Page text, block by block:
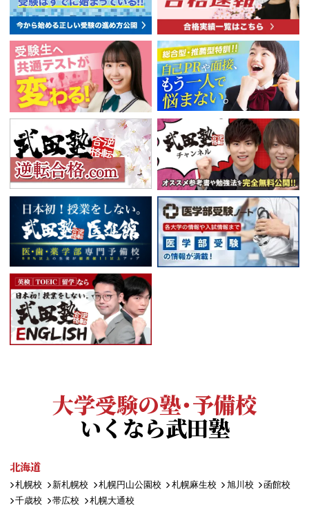
大学受験の塾・予備校
いくなら武田塾
北海道
札幌校 新札幌校 札幌円山公園校 札幌麻生校 旭川校
函館校
千歳校
帯広校 札幌大通校